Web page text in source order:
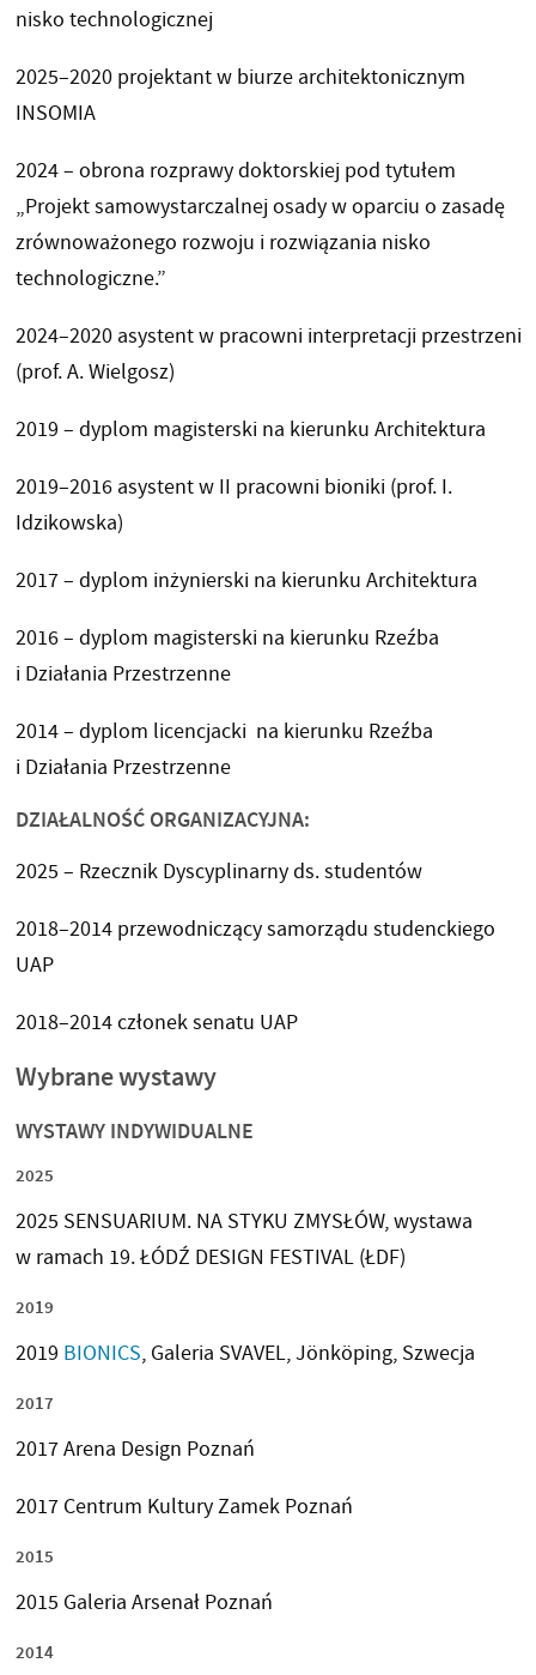
nisko technologicznej
2025–2020 projektant w biurze architektonicznym
INSOMIA
2024 – obrona rozprawy doktorskiej pod tytułem
„Projekt samowystarczalnej osady w oparciu o zasadę
zrównoważonego rozwoju i rozwiązania nisko
technologiczne.”
2024–2020 asystent w pracowni interpretacji przestrzeni
(prof. A. Wielgosz)
2019 – dyplom magisterski na kierunku Architektura
2019–2016 asystent w II pracowni bioniki (prof. I.
Idzikowska)
2017 – dyplom inżynierski na kierunku Architektura
2016 – dyplom magisterski na kierunku Rzeźba
i Działania Przestrzenne
2014 – dyplom licencjacki na kierunku Rzeźba
i Działania Przestrzenne
DZIAŁALNOŚĆ ORGANIZACYJNA:
2025 – Rzecznik Dyscyplinarny ds. studentów
2018–2014 przewodniczący samorządu studenckiego
UAP
2018–2014 członek senatu UAP
Wybrane wystawy
WYSTAWY INDYWIDUALNE
2025
2025 SENSUARIUM. NA STYKU ZMYSŁÓW, wystawa
w ramach 19. ŁÓDŹ DESIGN FESTIVAL (ŁDF)
2019
2019 BIONICS, Galeria SVAVEL, Jönköping, Szwecja
2017
2017 Arena Design Poznań
2017 Centrum Kultury Zamek Poznań
2015
2015 Galeria Arsenał Poznań
2014